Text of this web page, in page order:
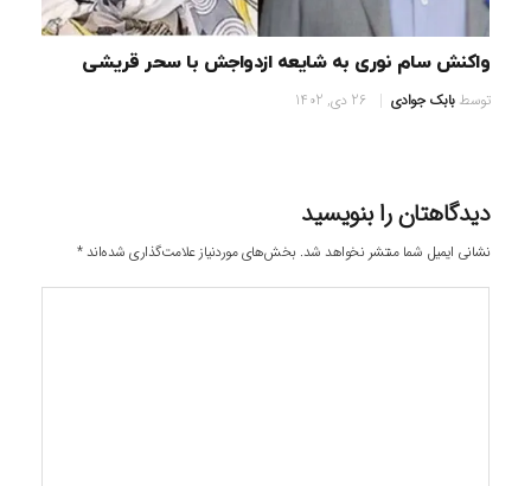
واکنش سام نوری به شایعه ازدواجش با سحر قریشی
توسطبابک جوادی 26 دی, 1402
دیدگاهتان را بنویسید
نشانی ایمیل شما منتشر نخواهد شد. بخش‌های موردنیاز علامت‌گذاری شده‌اند*